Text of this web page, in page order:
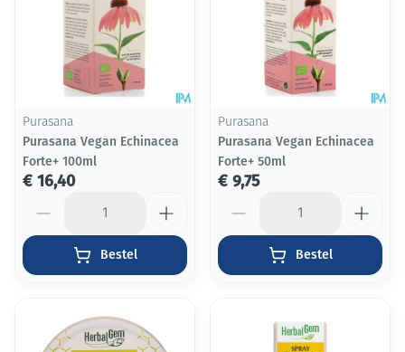
Purasana
Purasana Vegan Echinacea
Forte+ 100ml
€ 16,40
Bestel
Purasana
Purasana Vegan Echinacea
Forte+ 50ml
€ 9,75
Bestel